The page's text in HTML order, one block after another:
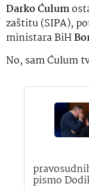
Darko Ćulum
zaštitu (SIPA),
ministara BiH
No, sam Ćulum
pismo